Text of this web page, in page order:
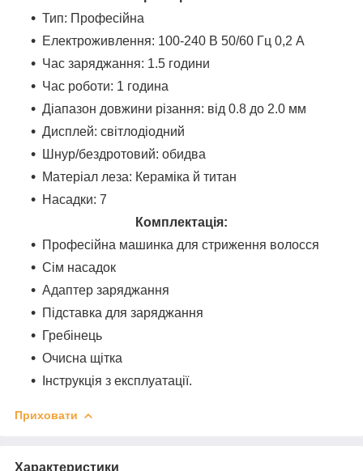
Тип: Професійна
Електроживлення: 100-240 В 50/60 Гц 0,2 А
Час заряджання: 1.5 години
Час роботи: 1 година
Діапазон довжини різання: від 0.8 до 2.0 мм
Дисплей: світлодіодний
Шнур/бездротовий: обидва
Матеріал леза: Кераміка й титан
Насадки: 7
Комплектація:
Професійна машинка для стриження волосся
Сім насадок
Адаптер заряджання
Підставка для заряджання
Гребінець
Очисна щітка
Інструкція з експлуатації.
Приховати
Характеристики